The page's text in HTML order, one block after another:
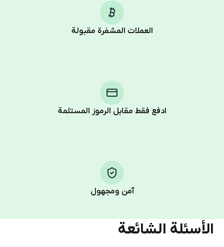
العملات المشفرة مقبولة
ادفع فقط مقابل الرموز المستلمة
آمن ومجهول
الأسئلة الشائعة
Telegram using your card (or Google Pay, Apple Pay, or
other supported methods).
You use those Stars to pay our bot and complete the
Pay with Telegram Stars